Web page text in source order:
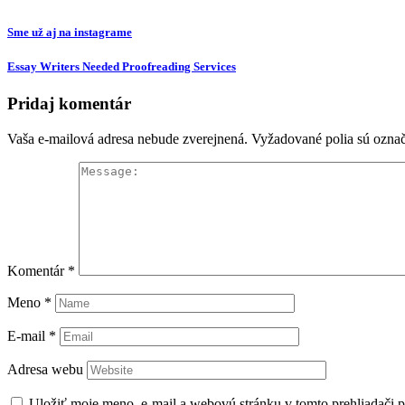
Sme už aj na instagrame
Essay Writers Needed Proofreading Services
Pridaj komentár
Vaša e-mailová adresa nebude zverejnená. Vyžadované polia sú
Komentár *
Meno *
E-mail *
Adresa webu